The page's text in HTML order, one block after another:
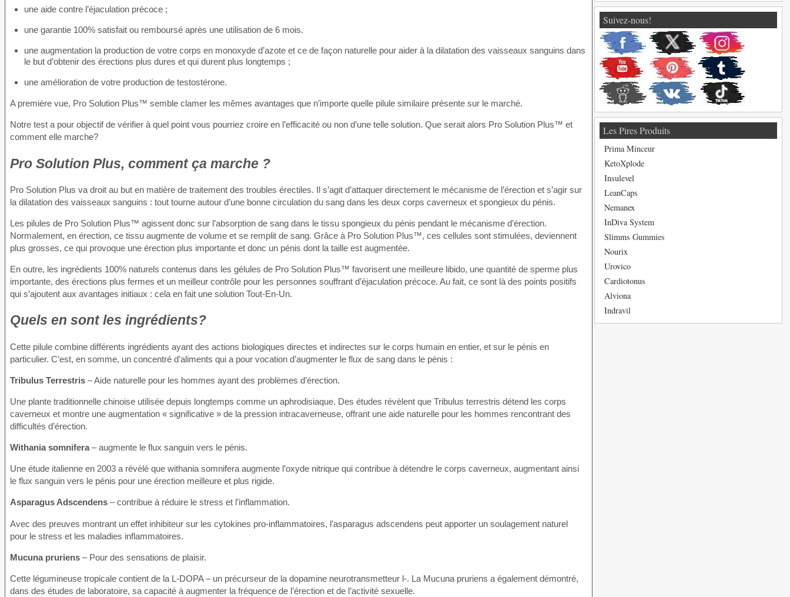
une aide contre l’éjaculation précoce ;
une garantie 100% satisfait ou remboursé après une utilisation de 6 mois.
une augmentation la production de votre corps en monoxyde d’azote et ce de façon naturelle pour aider à la dilatation des vaisseaux sanguins dans
le but d’obtenir des érections plus dures et qui durent plus longtemps ;
une amélioration de votre production de testostérone.
A première vue, Pro Solution Plus™ semble clamer les mêmes avantages que n’importe quelle pilule similaire présente sur le marché.
Notre test a pour objectif de vérifier à quel point vous pourriez croire en l’efficacité ou non d’une telle solution. Que serait alors Pro Solution Plus™ et
comment elle marche?
Pro Solution Plus, comment ça marche ?
Pro Solution Plus va droit au but en matière de traitement des troubles érectiles. Il s’agit d’attaquer directement le mécanisme de l’érection et s’agir sur
la dilatation des vaisseaux sanguins : tout tourne autour d’une bonne circulation du sang dans les deux corps caverneux et spongieux du pénis.
Les pilules de Pro Solution Plus™ agissent donc sur l’absorption de sang dans le tissu spongieux du pénis pendant le mécanisme d’érection.
Normalement, en érection, ce tissu augmente de volume et se remplit de sang. Grâce à Pro Solution Plus™, ces cellules sont stimulées, deviennent
plus grosses, ce qui provoque une érection plus importante et donc un pénis dont la taille est augmentée.
En outre, les ingrédients 100% naturels contenus dans les gélules de Pro Solution Plus™ favorisent une meilleure libido, une quantité de sperme plus
importante, des érections plus fermes et un meilleur contrôle pour les personnes souffrant d’éjaculation précoce. Au fait, ce sont là des points positifs
qui s’ajoutent aux avantages initiaux : cela en fait une solution Tout-En-Un.
Quels en sont les ingrédients?
Cette pilule combine différents ingrédients ayant des actions biologiques directes et indirectes sur le corps humain en entier, et sur le pénis en
particulier. C’est, en somme, un concentré d’aliments qui a pour vocation d’augmenter le flux de sang dans le pénis :
Tribulus Terrestris – Aide naturelle pour les hommes ayant des problèmes d’érection.
Une plante traditionnelle chinoise utilisée depuis longtemps comme un aphrodisiaque. Des études révèlent que Tribulus terrestris détend les corps
caverneux et montre une augmentation « significative » de la pression intracaverneuse, offrant une aide naturelle pour les hommes rencontrant des
difficultés d’érection.
Withania somnifera– augmente le flux sanguin vers le pénis.
Une étude italienne en 2003 a révélé que withania somnifera augmente l’oxyde nitrique qui contribue à détendre le corps caverneux, augmentant ainsi
le flux sanguin vers le pénis pour une érection meilleure et plus rigide.
Asparagus Adscendens – contribue à réduire le stress et l’inflammation.
Avec des preuves montrant un effet inhibiteur sur les cytokines pro-inflammatoires, l’asparagus adscendens peut apporter un soulagement naturel
pour le stress et les maladies inflammatoires.
Mucuna pruriens – Pour des sensations de plaisir.
Cette légumineuse tropicale contient de la L-DOPA – un précurseur de la dopamine neurotransmetteur l-. La Mucuna pruriens a également démontré,
dans des études de laboratoire, sa capacité à augmenter la fréquence de l’érection et de l’activité sexuelle.
Suivez-nous!
Les Pires Produits
Prima Minceur
KetoXplode
Insulevel
LeanCaps
Nemanex
InDiva System
Slimms Gummies
Nourix
Urovico
Cardiotonus
Alviona
Indravil